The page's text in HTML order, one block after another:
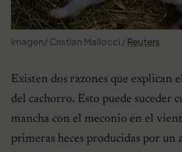
Imagen/ Cristian Mallocci / Reuters
Existen dos razones que explican
del cachorro. Esto puede suceder
mancha con el meconio en el
primeras heces producidas por un